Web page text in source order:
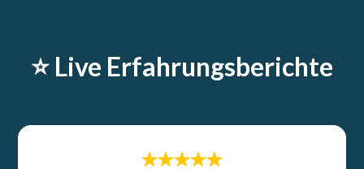
⭐️ Live Erfahrungsberichte